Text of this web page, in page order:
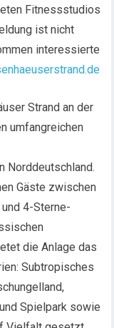
Fitnessstudios
ist nicht
interessierte
Strand an der
umfangreichen
Norddeutschland.
Gäste zwischen
4-Sterne-
die Anlage das
Subtropisches
Spielpark sowie